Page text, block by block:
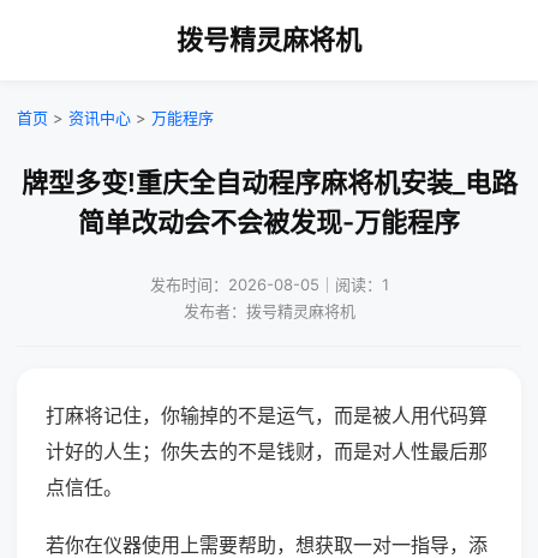
拨号精灵麻将机
首页 > 资讯中心 > 万能程序
牌型多变!重庆全自动程序麻将机安装_电路
简单改动会不会被发现-万能程序
发布时间：2026-08-05｜阅读：1
发布者：拨号精灵麻将机
打麻将记住，你输掉的不是运气，而是被人用代码算
计好的人生；你失去的不是钱财，而是对人性最后那
点信任。
若你在仪器使用上需要帮助，想获取一对一指导，添